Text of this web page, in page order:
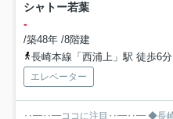
シャトー若葉
-
/築48年 /8階建
長崎本線「西浦上」駅 徒歩6分
エレベーター
‥━‥━ココに注目‥━‥━ ◆長崎大学近く、生活利便性が高い住吉エ